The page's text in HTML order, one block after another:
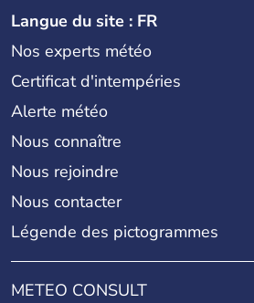
Langue du site : FR
Nos experts météo
Certificat d'intempéries
Alerte météo
Nous connaître
Nous rejoindre
Nous contacter
Légende des pictogrammes
METEO CONSULT